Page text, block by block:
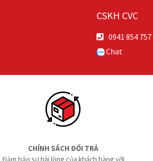
CSKH CVC
0941 854 757
Chat
CHÍNH SÁCH ĐỔI TRẢ